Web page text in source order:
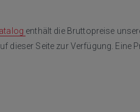
enthält die Bruttopreise
dieser Seite zur Verfügung. Eine